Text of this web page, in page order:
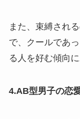
また、束縛され
で、クールであ
る人を好む傾向に
4.AB型男子の恋